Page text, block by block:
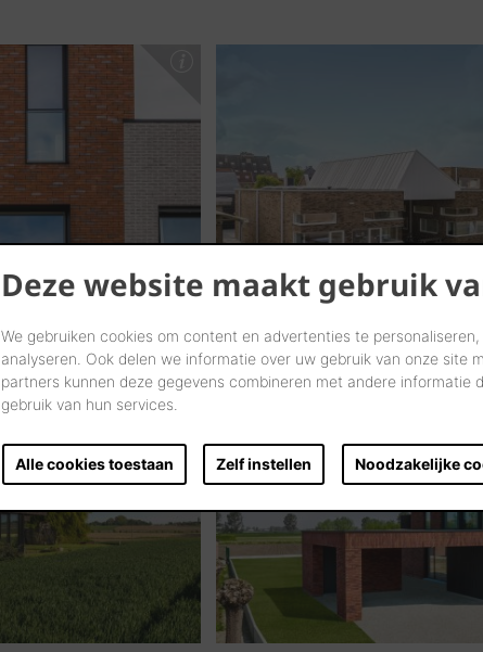
Deze website maakt gebruik
We gebruiken cookies om content en advertenties te
analyseren. Ook delen we informatie over uw gebruik van onze site
partners kunnen deze gegevens combineren met andere
gebruik van hun services.
Alle cookies toestaan Zelf instellen Noodzakelijke